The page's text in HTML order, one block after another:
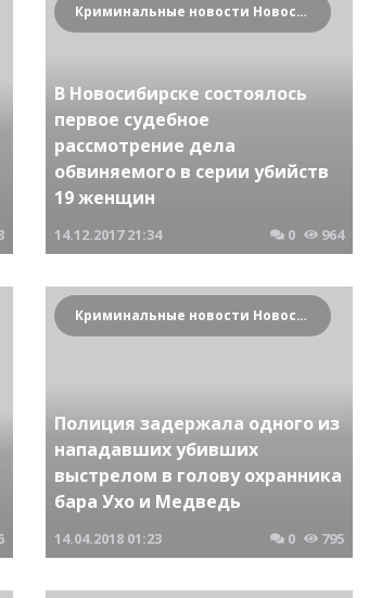
Криминальные новости Новосибирска и Сибирского региона
В Новосибирске состоялось
первое судебное
рассмотрение дела
обвиняемого в серии убийств
19 женщин
14.12.201721:34 0 964
Криминальные новости Новосибирска и Сибирского региона
Полиция задержала одного из
нападавших убивших
выстрелом в голову охранника
бара Ухо и Медведь
14.04.2018 01:23 0 795